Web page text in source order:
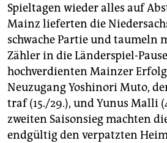
Spieltagen wieder alles auf
Mainz lieferten die
schwache Partie und taumeln
Zähler in die Länderspiel-
hochverdienten Mainzer
Neuzugang Yoshinori Muto,
traf (15./29.), und Yunus Malli
zweiten Saisonsieg machten
endgültig den verpatzten